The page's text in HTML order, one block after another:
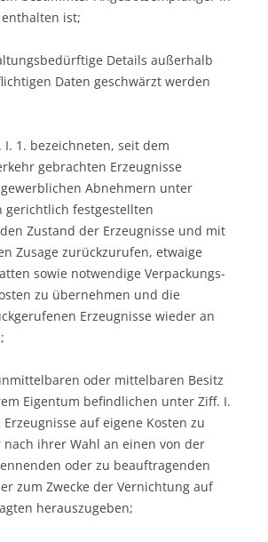
ist;
Details außerhalb
Daten geschwärzt werden
1. bezeichneten, seit dem
gebrachten Erzeugnisse
Abnehmern unter
gerichtlich festgestellten
Zustand der Erzeugnisse und mit
Zusage zurückzurufen, etwaige
sowie notwendige Verpackungs-
zu übernehmen und die
Erzeugnisse wieder an
oder mittelbaren Besitz
Eigentum befindlichen unter Ziff. I.
auf eigene Kosten zu
ihrer Wahl an einen von der
oder zu beauftragenden
zum Zwecke der Vernichtung auf
herauszugeben;